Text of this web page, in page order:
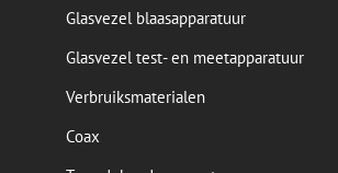
Glasvezel blaasapparatuur
Glasvezel test- en meetapparatuur
Verbruiksmaterialen
Coax